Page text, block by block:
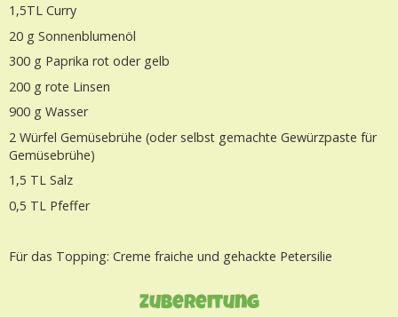
1,5TL Curry
20 g Sonnenblumenöl
300 g Paprika rot oder gelb
200 g rote Linsen
900 g Wasser
2 Würfel Gemüsebrühe (oder selbst gemachte Gewürzpaste für
Gemüsebrühe)
1,5 TL Salz
0,5 TL Pfeffer
Für das Topping: Creme fraiche und gehackte Petersilie
Zubereitung